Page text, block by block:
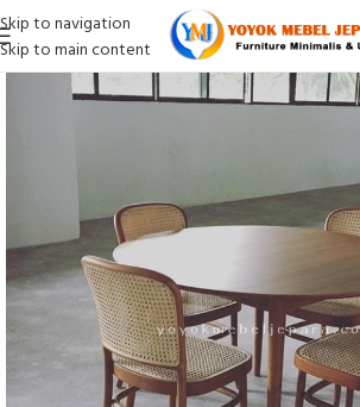
Skip to navigation
Skip to main content